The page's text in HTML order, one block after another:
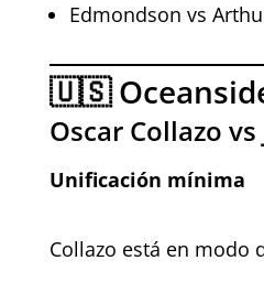
Edmondson vs
🇺🇸
Oscar Collazo vs
Unificación mínima
Collazo está en modo